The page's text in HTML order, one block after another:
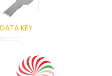
DATA KEY